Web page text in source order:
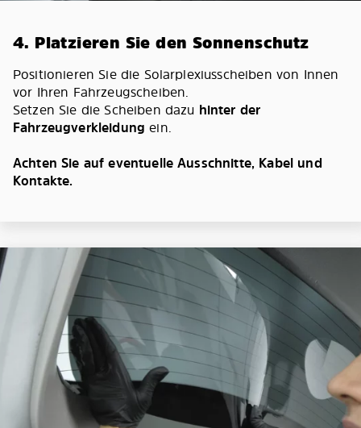
4. Platzieren Sie den Sonnenschutz
Positionieren Sie die Solarplexiusscheiben von Innen
vor Ihren Fahrzeugscheiben.
Setzen Sie die Scheiben dazu hinter der
Fahrzeugverkleidung ein.
Achten Sie auf eventuelle Ausschnitte, Kabel und
Kontakte.